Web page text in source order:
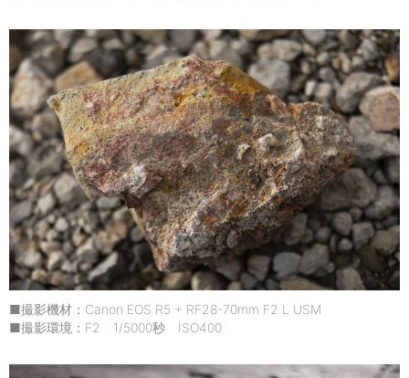
■撮影機材：Canon EOS R5 + RF28-70mm F2 L USM
■撮影環境：F2 1/5000秒 ISO400